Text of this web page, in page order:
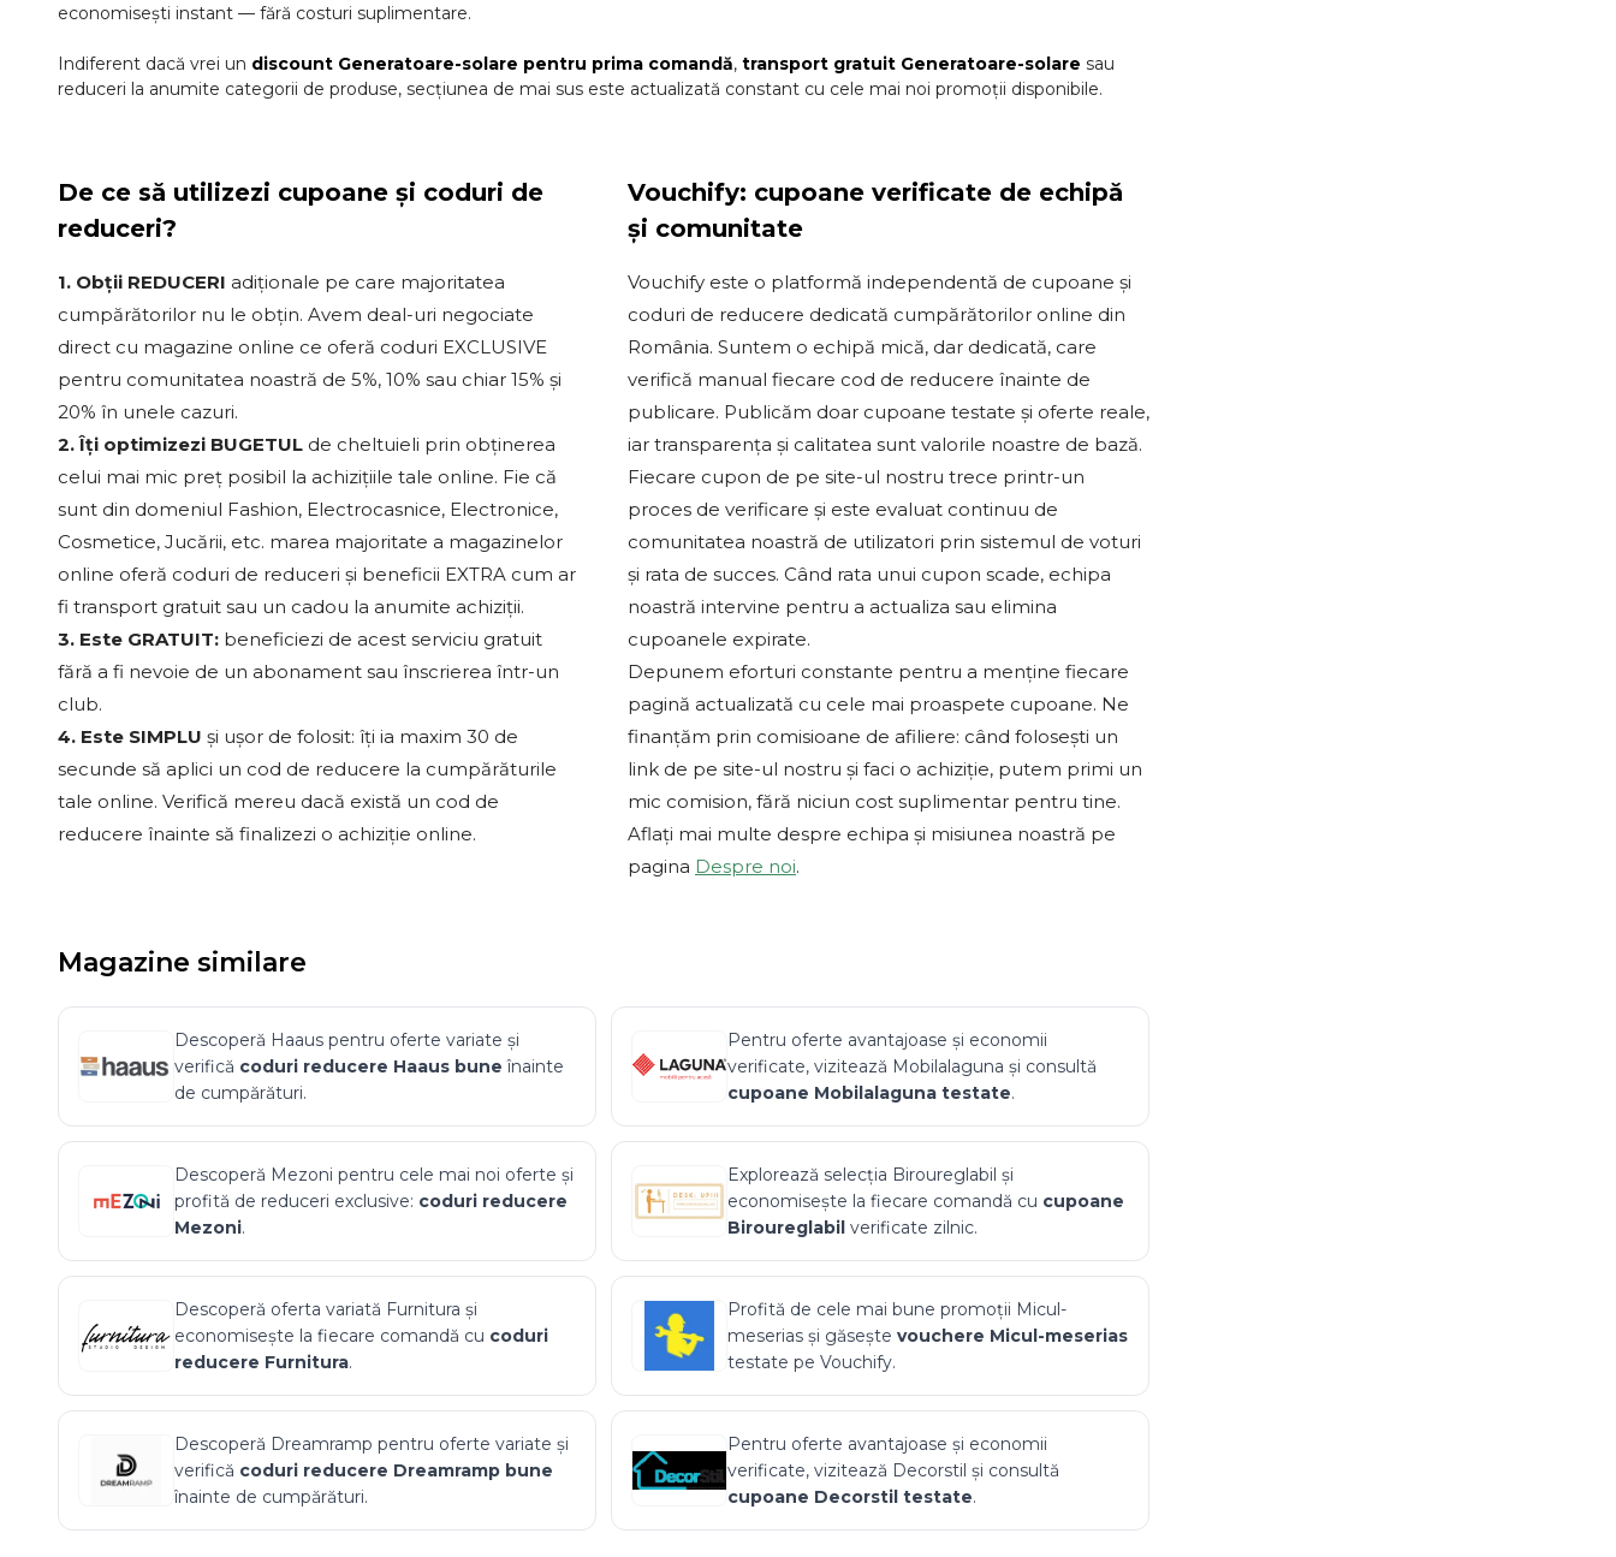
economisești instant — fără costuri suplimentare.
Indiferent dacă vrei un discount Generatoare-solare pentru prima comandă, transport gratuit Generatoare-solare sau
reduceri la anumite categorii de produse, secțiunea de mai sus este actualizată constant cu cele mai noi promoții disponibile.
De ce să utilizezi cupoane și coduri de
reduceri?
1. Obții REDUCERI adiționale pe care majoritatea
cumpărătorilor nu le obțin. Avem deal-uri negociate
direct cu magazine online ce oferă coduri EXCLUSIVE
pentru comunitatea noastră de 5%, 10% sau chiar 15% și
20% în unele cazuri.
2. Îți optimizezi BUGETUL de cheltuieli prin obținerea
celui mai mic preț posibil la achizițiile tale online. Fie că
sunt din domeniul Fashion, Electrocasnice, Electronice,
Cosmetice, Jucării, etc. marea majoritate a magazinelor
online oferă coduri de reduceri și beneficii EXTRA cum ar
fi transport gratuit sau un cadou la anumite achiziții.
3. Este GRATUIT: beneficiezi de acest serviciu gratuit
fără a fi nevoie de un abonament sau înscrierea într-un
club.
4. Este SIMPLU și ușor de folosit: îți ia maxim 30 de
secunde să aplici un cod de reducere la cumpărăturile
tale online. Verifică mereu dacă există un cod de
reducere înainte să finalizezi o achiziție online.
Vouchify: cupoane verificate de echipă
și comunitate
Vouchify este o platformă independentă de cupoane și
coduri de reducere dedicată cumpărătorilor online din
România. Suntem o echipă mică, dar dedicată, care
verifică manual fiecare cod de reducere înainte de
publicare. Publicăm doar cupoane testate și oferte reale,
iar transparența și calitatea sunt valorile noastre de bază.
Fiecare cupon de pe site-ul nostru trece printr-un
proces de verificare și este evaluat continuu de
comunitatea noastră de utilizatori prin sistemul de voturi
și rata de succes. Când rata unui cupon scade, echipa
noastră intervine pentru a actualiza sau elimina
cupoanele expirate.
Depunem eforturi constante pentru a menține fiecare
pagină actualizată cu cele mai proaspete cupoane. Ne
finanțăm prin comisioane de afiliere: când folosești un
link de pe site-ul nostru și faci o achiziție, putem primi un
mic comision, fără niciun cost suplimentar pentru tine.
Aflați mai multe despre echipa și misiunea noastră pe
pagina Despre noi.
Magazine similare
Descoperă Haaus pentru oferte variate și
verifică coduri reducere Haaus bune înainte
de cumpărături.
Pentru oferte avantajoase și economii
verificate, vizitează Mobilalaguna și consultă
cupoane Mobilalaguna testate.
Descoperă Mezoni pentru cele mai noi oferte și
profită de reduceri exclusive: coduri reducere
Mezoni.
Explorează selecția Biroureglabil și
economisește la fiecare comandă cu cupoane
Biroureglabil verificate zilnic.
Descoperă oferta variată Furnitura și
economisește la fiecare comandă cu coduri
reducere Furnitura.
Profită de cele mai bune promoții Micul-
meserias și găsește vouchere Micul-meserias
testate pe Vouchify.
Descoperă Dreamramp pentru oferte variate și
verifică coduri reducere Dreamramp bune
înainte de cumpărături.
Pentru oferte avantajoase și economii
verificate, vizitează Decorstil și consultă
cupoane Decorstil testate.